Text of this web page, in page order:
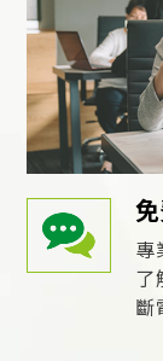
專
了
斷